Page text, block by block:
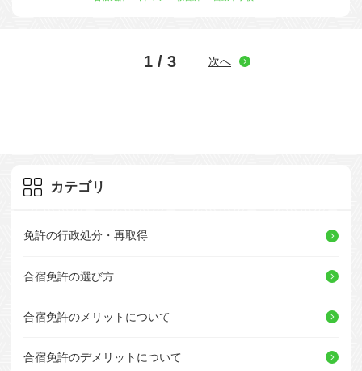
1 / 3 次へ
カテゴリ
免許の行政処分・再取得
合宿免許の選び方
合宿免許のメリットについて
合宿免許のデメリットについて